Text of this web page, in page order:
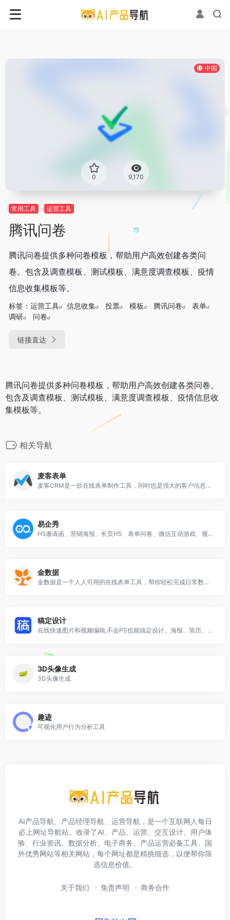
中国
0 9,170
常用工具 运营工具
腾讯问卷
腾讯问卷提供多种问卷模板，帮助用户高效创建各类问
卷。包含及调查模板、测试模板、满意度调查模板、疫情
信息收集模板等。
标签： 运营工具 信息收集 投票 模板 腾讯问卷
表单
调研
问卷
链接直达
腾讯问卷提供多种问卷模板，帮助用户高效创建各类问卷。
包含及调查模板、测试模板、满意度调查模板、疫情信息收
集模板等。
相关导航
麦客表单
麦客CRM是一款在线表单制作工具，同时也是强大的客户信息处理和关系管理系统。她可以帮助你轻松完成信息收集与整理，实现客户挖掘与消息推送，并开展持续营销。
易企秀
H5邀请函、营销海报、长页H5、表单问卷、微信互动游戏、视频海量模板;并且含有图片、字体、音乐等正版素材;满足你快速制作企业营销物料的需求.易企秀专业的h5页面在线制作工具.
金数据
金数据是一个人人可用的在线表单工具，帮你轻松完成日常数据的收集、整理和分析工作，发现数据的价值。应用场景覆盖全行业，包括问卷调查、意见反馈、活动报名、信息登记、在线订单、测评考试、在线抽奖等等，金数据可以让聪明的你更加聪明的工作，提升工作效率，让企业数据化运转。
稿定设计
在线快速图片和视频编辑,不会PS也能搞定设计。海报、简历、PPT、公众号配图、电商等海量模板快速出图。三秒抠图实用便捷,抖音快手热门视频轻松搞定。海量正版授权资源,商用无忧。
3D头像生成
3D头像生成
趣迹
可视化用户行为分析工具
AI产品导航、产品经理导航、运营导航，是一个互联网人每日
必上网址导航站。收录了AI、产品、运营、交互设计、用户体
验、行业资讯、数据分析、电子商务、产品运营必备工具、国
外优秀网站等相关网站，每个网址都是精挑细选，以便帮你筛
选信息价值。
关于我们 免责声明 商务合作